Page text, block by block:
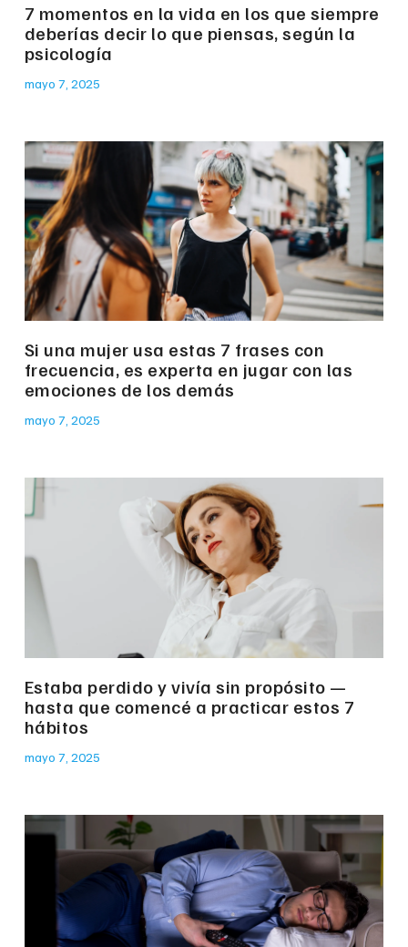
7 momentos en la vida en los que siempre
deberías decir lo que piensas, según la
psicología
mayo 7, 2025
Si una mujer usa estas 7 frases con
frecuencia, es experta en jugar con las
emociones de los demás
mayo 7, 2025
Estaba perdido y vivía sin propósito —
hasta que comencé a practicar estos 7
hábitos
mayo 7, 2025